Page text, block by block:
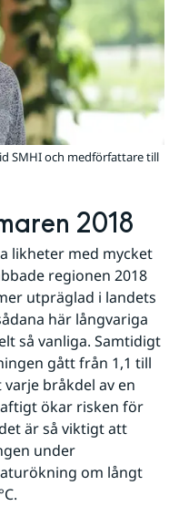
SMHI och medförfattare till
2018
likheter med mycket
regionen 2018
utpräglad i landets
här långvariga
så vanliga. Samtidigt
gått från 1,1 till
bråkdel av en
ökar risken för
är så viktigt att
under
om långt